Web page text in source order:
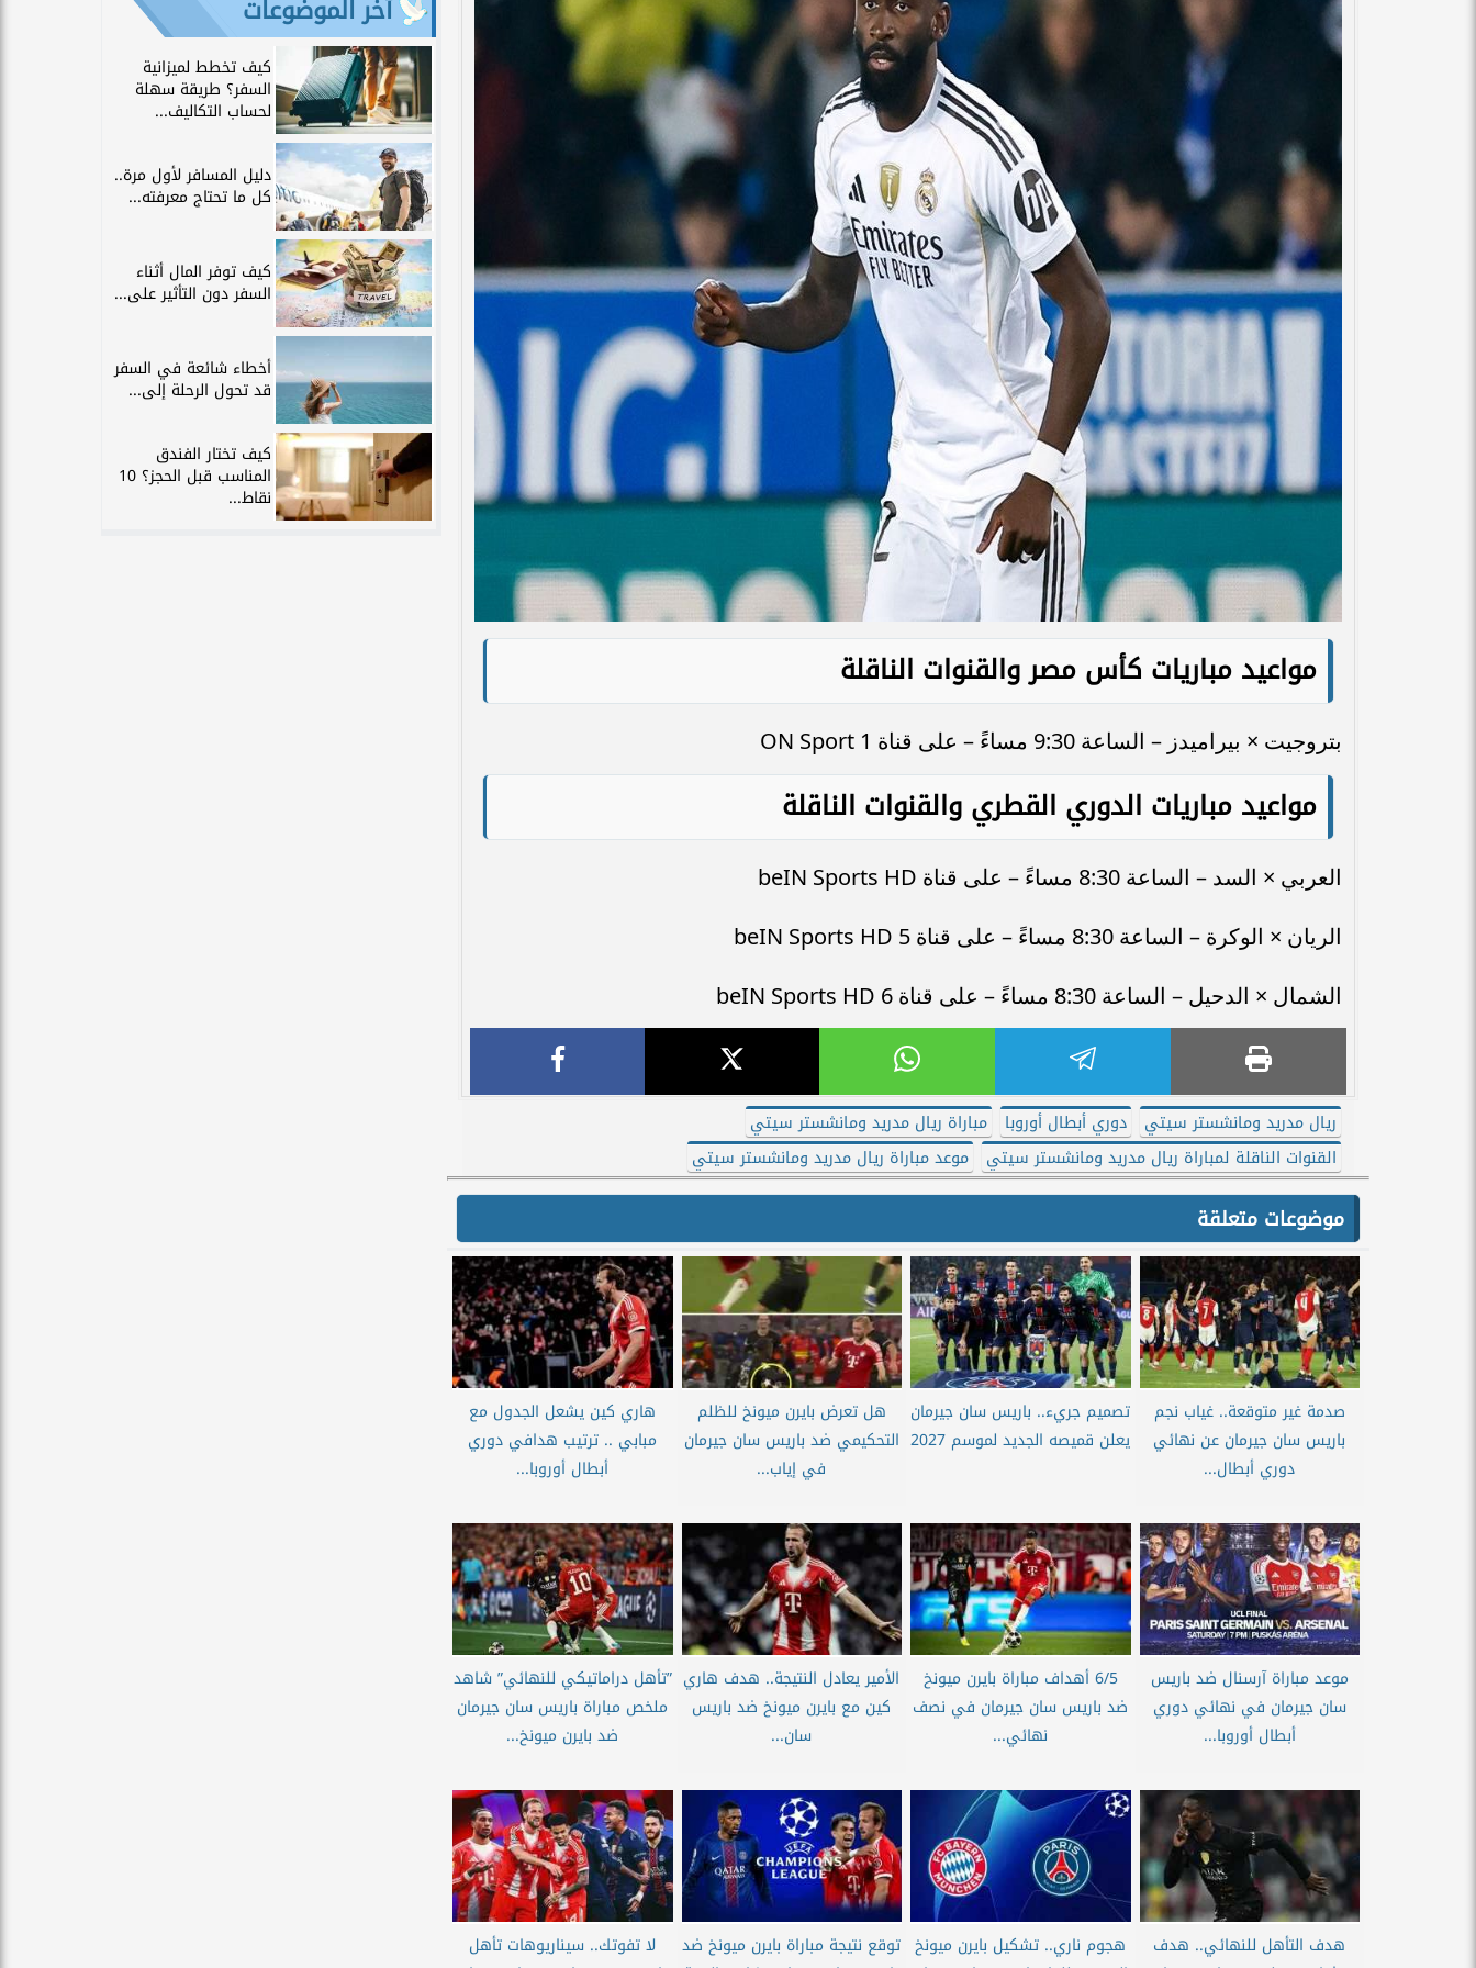
مواعيد مباريات كأس مصر والقنوات الناقلة
بتروجيت × بيراميدز – الساعة 9:30 مساءً – على قناة ON Sport 1
مواعيد مباريات الدوري القطري والقنوات الناقلة
العربي × السد – الساعة 8:30 مساءً – على قناة beIN Sports HD
الريان × الوكرة – الساعة 8:30 مساءً – على قناة beIN Sports HD 5
الشمال × الدحيل – الساعة 8:30 مساءً – على قناة beIN Sports HD 6
ريال مدريد ومانشستر سيتي دوري أبطال أوروبا
مباراة ريال مدريد ومانشستر سيتي
القنوات الناقلة لمباراة ريال مدريد ومانشستر سيتي
موعد مباراة ريال مدريد ومانشستر سيتي
موضوعات متعلقة
صدمة غير متوقعة.. غياب نجم
باريس سان جيرمان عن نهائي
دوري أبطال...
تصميم جريء.. باريس سان جيرمان
يعلن قميصه الجديد لموسم 2027
هل تعرض بايرن ميونخ للظلم
التحكيمي ضد باريس سان جيرمان
في إياب...
هاري كين يشعل الجدول مع
مبابي .. ترتيب هدافي دوري
أبطال أوروبا...
موعد مباراة آرسنال ضد باريس
سان جيرمان في نهائي دوري
أبطال أوروبا...
6/5 أهداف مباراة بايرن ميونخ
ضد باريس سان جيرمان في نصف
نهائي...
الأمير يعادل النتيجة.. هدف هاري
كين مع بايرن ميونخ ضد باريس
سان...
”تأهل دراماتيكي للنهائي” شاهد
ملخص مباراة باريس سان جيرمان
ضد بايرن ميونخ...
هدف التأهل للنهائي.. هدف
هجوم ناري.. تشكيل بايرن ميونخ توقع نتيجة مباراة بايرن ميونخ ضد
لا تفوتك.. سيناريوهات تأهل
آخر الموضوعات
كيف تخطط لميزانية
السفر؟ طريقة سهلة
لحساب التكاليف...
دليل المسافر لأول مرة..
كل ما تحتاج معرفته...
كيف توفر المال أثناء
السفر دون التأثير على...
أخطاء شائعة في السفر
قد تحول الرحلة إلى...
كيف تختار الفندق
المناسب قبل الحجز؟ 10
نقاط...